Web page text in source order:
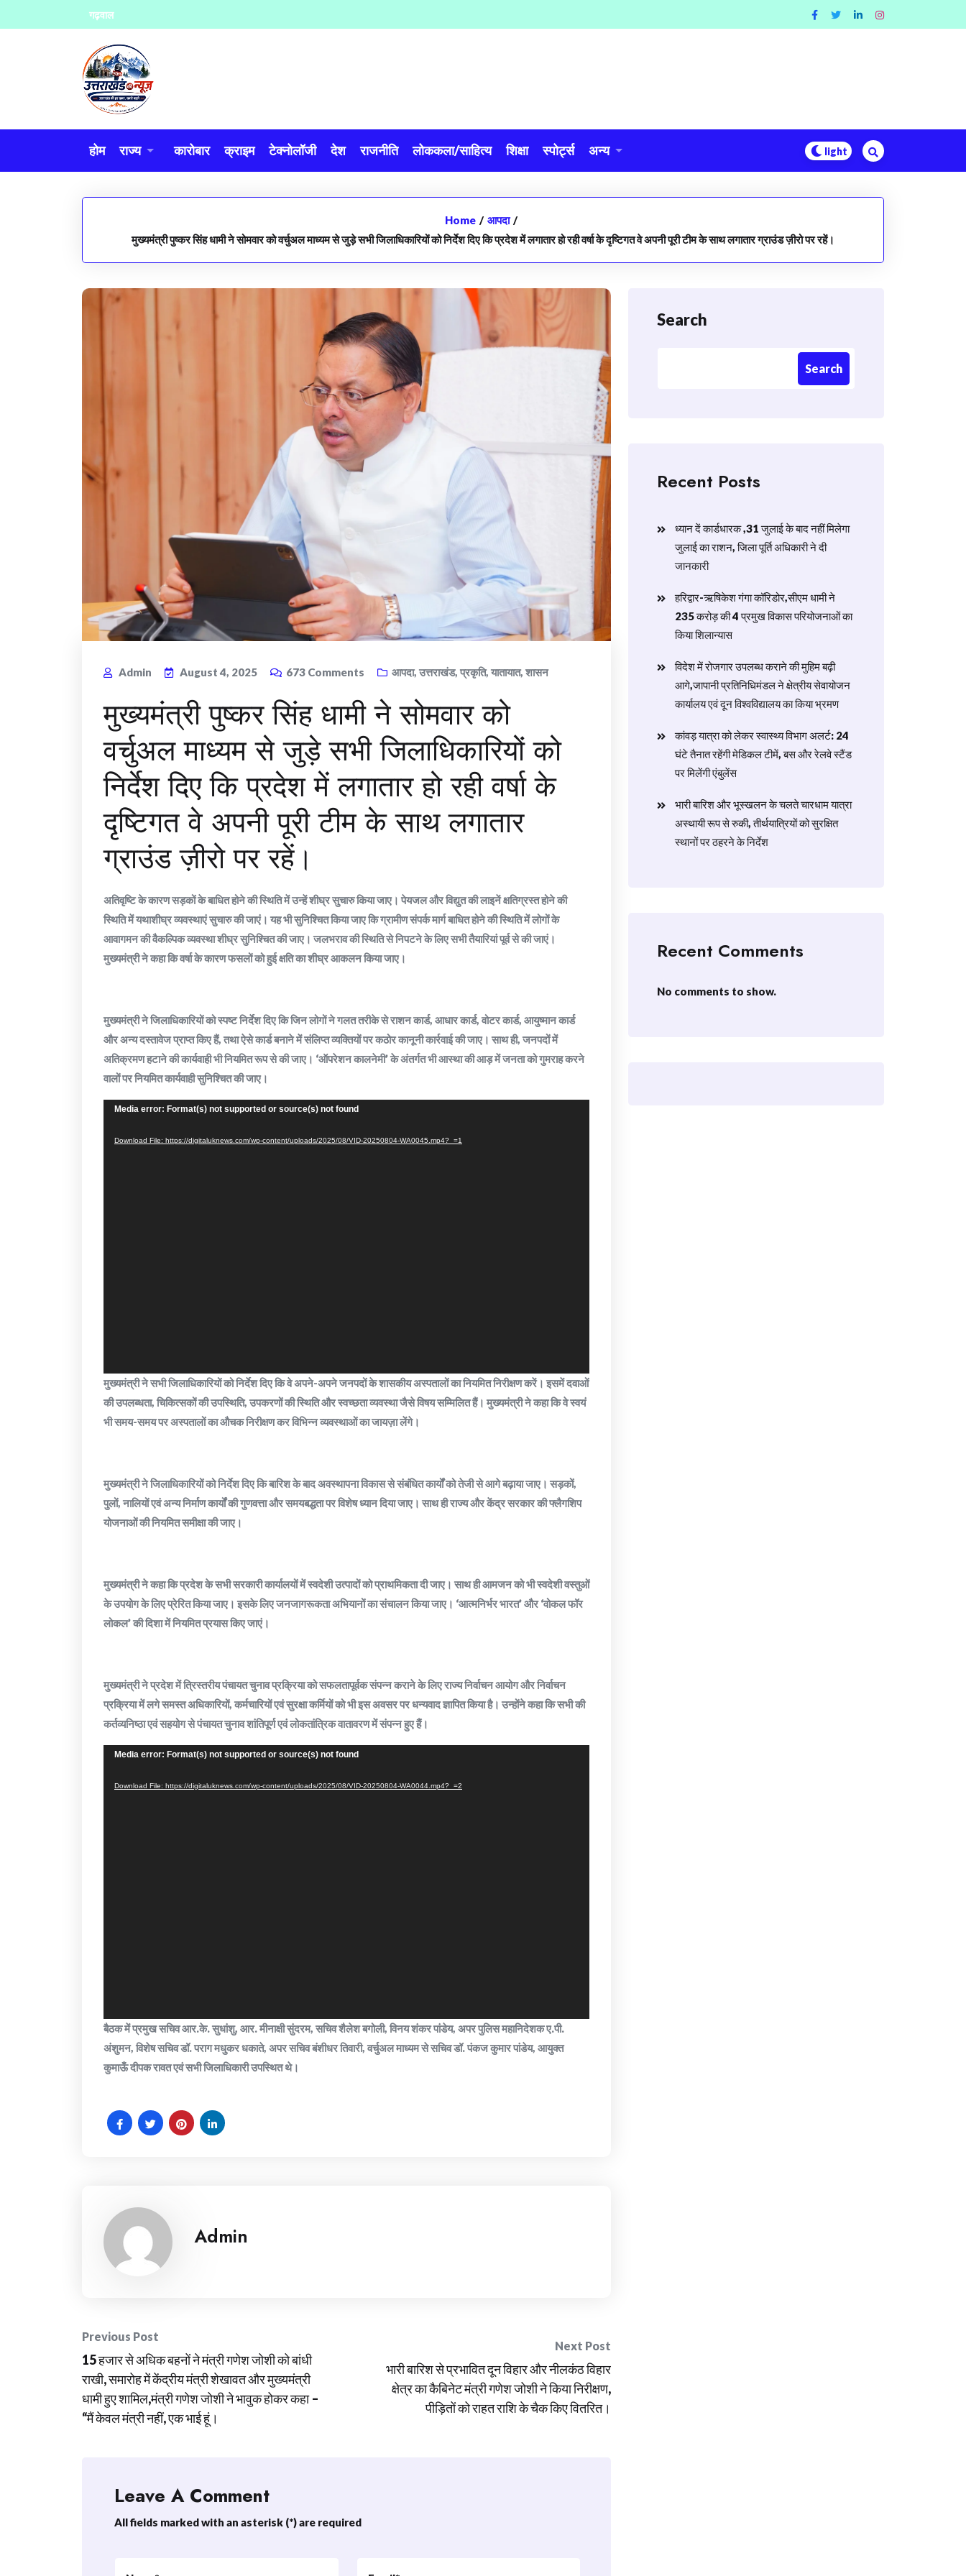
to
गढ़वाल
होम राज्य कारोबार क्राइम टेक्नोलॉजी देश राजनीति लोककला/साहित्य शिक्षा स्पोर्ट्स अन्य
Home / आपदा /
मुख्यमंत्री पुष्कर सिंह धामी ने सोमवार को वर्चुअल माध्यम से जुड़े सभी जिलाधिकारियों को निर्देश दिए कि प्रदेश में लगातार हो रही वर्षा के दृष्टिगत वे अपनी पूरी टीम के साथ लगातार ग्राउंड ज़ीरो पर रहें।
Admin August 4, 2025 673 Comments आपदा, उत्तराखंड, प्रकृति, यातायात, शासन
मुख्यमंत्री पुष्कर सिंह धामी ने सोमवार को
वर्चुअल माध्यम से जुड़े सभी जिलाधिकारियों को
निर्देश दिए कि प्रदेश में लगातार हो रही वर्षा के
दृष्टिगत वे अपनी पूरी टीम के साथ लगातार
ग्राउंड ज़ीरो पर रहें।
अतिवृष्टि के कारण सड़कों के बाधित होने की स्थिति में उन्हें शीघ्र सुचारु किया जाए। पेयजल और विद्युत की लाइनें क्षतिग्रस्त होने की
स्थिति में यथाशीघ्र व्यवस्थाएं सुचारु की जाएं। यह भी सुनिश्चित किया जाए कि ग्रामीण संपर्क मार्ग बाधित होने की स्थिति में लोगों के
आवागमन की वैकल्पिक व्यवस्था शीघ्र सुनिश्चित की जाए। जलभराव की स्थिति से निपटने के लिए सभी तैयारियां पूर्व से की जाएं।
मुख्यमंत्री ने कहा कि वर्षा के कारण फसलों को हुई क्षति का शीघ्र आकलन किया जाए।
मुख्यमंत्री ने जिलाधिकारियों को स्पष्ट निर्देश दिए कि जिन लोगों ने गलत तरीके से राशन कार्ड, आधार कार्ड, वोटर कार्ड, आयुष्मान कार्ड
और अन्य दस्तावेज प्राप्त किए हैं, तथा ऐसे कार्ड बनाने में संलिप्त व्यक्तियों पर कठोर कानूनी कार्रवाई की जाए। साथ ही, जनपदों में
अतिक्रमण हटाने की कार्यवाही भी नियमित रूप से की जाए। ‘ऑपरेशन कालनेमी’ के अंतर्गत भी आस्था की आड़ में जनता को गुमराह करने
वालों पर नियमित कार्यवाही सुनिश्चित की जाए।
Video
Media error: Format(s) not supported or source(s) not found
Download File: https://digitaluknews.com/wp-content/uploads/2025/08/VID-20250804-WA0045.mp4?_=1
मुख्यमंत्री ने सभी जिलाधिकारियों को निर्देश दिए कि वे अपने-अपने जनपदों के शासकीय अस्पतालों का नियमित निरीक्षण करें। इसमें दवाओं
की उपलब्धता, चिकित्सकों की उपस्थिति, उपकरणों की स्थिति और स्वच्छता व्यवस्था जैसे विषय सम्मिलित हैं। मुख्यमंत्री ने कहा कि वे स्वयं
भी समय-समय पर अस्पतालों का औचक निरीक्षण कर विभिन्न व्यवस्थाओं का जायज़ा लेंगे।
मुख्यमंत्री ने जिलाधिकारियों को निर्देश दिए कि बारिश के बाद अवस्थापना विकास से संबंधित कार्यों को तेजी से आगे बढ़ाया जाए। सड़कों,
पुलों, नालियों एवं अन्य निर्माण कार्यों की गुणवत्ता और समयबद्धता पर विशेष ध्यान दिया जाए। साथ ही राज्य और केंद्र सरकार की फ्लैगशिप
योजनाओं की नियमित समीक्षा की जाए।
मुख्यमंत्री ने कहा कि प्रदेश के सभी सरकारी कार्यालयों में स्वदेशी उत्पादों को प्राथमिकता दी जाए। साथ ही आमजन को भी स्वदेशी वस्तुओं
के उपयोग के लिए प्रेरित किया जाए। इसके लिए जनजागरूकता अभियानों का संचालन किया जाए। ‘आत्मनिर्भर भारत’ और ‘वोकल फॉर
लोकल’ की दिशा में नियमित प्रयास किए जाएं।
मुख्यमंत्री ने प्रदेश में त्रिस्तरीय पंचायत चुनाव प्रक्रिया को सफलतापूर्वक संपन्न कराने के लिए राज्य निर्वाचन आयोग और निर्वाचन
प्रक्रिया में लगे समस्त अधिकारियों, कर्मचारियों एवं सुरक्षा कर्मियों को भी इस अवसर पर धन्यवाद ज्ञापित किया है। उन्होंने कहा कि सभी की
कर्तव्यनिष्ठा एवं सहयोग से पंचायत चुनाव शांतिपूर्ण एवं लोकतांत्रिक वातावरण में संपन्न हुए हैं।
Video
Media error: Format(s) not supported or source(s) not found
Download File: https://digitaluknews.com/wp-content/uploads/2025/08/VID-20250804-WA0044.mp4?_=2
बैठक में प्रमुख सचिव आर.के. सुधांशु, आर. मीनाक्षी सुंदरम, सचिव शैलेश बगोली, विनय शंकर पांडेय, अपर पुलिस महानिदेशक ए.पी.
अंशुमन, विशेष सचिव डॉ. पराग मधुकर धकाते, अपर सचिव बंशीधर तिवारी, वर्चुअल माध्यम से सचिव डॉ. पंकज कुमार पांडेय, आयुक्त
कुमाऊँ दीपक रावत एवं सभी जिलाधिकारी उपस्थित थे।
Admin
Post
navigation
Previous Post
15 हजार से अधिक बहनों ने मंत्री गणेश जोशी को बांधी
राखी, समारोह में केंद्रीय मंत्री शेखावत और मुख्यमंत्री
धामी हुए शामिल,मंत्री गणेश जोशी ने भावुक होकर कहा –
“मैं केवल मंत्री नहीं, एक भाई हूं।
Next Post
भारी बारिश से प्रभावित दून विहार और नीलकंठ विहार
क्षेत्र का कैबिनेट मंत्री गणेश जोशी ने किया निरीक्षण,
पीड़ितों को राहत राशि के चैक किए वितरित।
Leave A Comment
All fields marked with an asterisk (*) are required
Search
Search
Recent Posts
ध्यान दें कार्डधारक ,31 जुलाई के बाद नहीं मिलेगा
जुलाई का राशन, जिला पूर्ति अधिकारी ने दी
जानकारी
हरिद्वार-ऋषिकेश गंगा कॉरिडोर,सीएम धामी ने
235 करोड़ की 4 प्रमुख विकास परियोजनाओं का
किया शिलान्यास
विदेश में रोजगार उपलब्ध कराने की मुहिम बढ़ी
आगे,जापानी प्रतिनिधिमंडल ने क्षेत्रीय सेवायोजन
कार्यालय एवं दून विश्वविद्यालय का किया भ्रमण
​कांवड़ यात्रा को लेकर स्वास्थ्य विभाग अलर्ट: 24
घंटे तैनात रहेंगी मेडिकल टीमें, बस और रेलवे स्टैंड
पर मिलेंगी एंबुलेंस
​भारी बारिश और भूस्खलन के चलते चारधाम यात्रा
अस्थायी रूप से रुकी, तीर्थयात्रियों को सुरक्षित
स्थानों पर ठहरने के निर्देश
Recent Comments
No comments to show.